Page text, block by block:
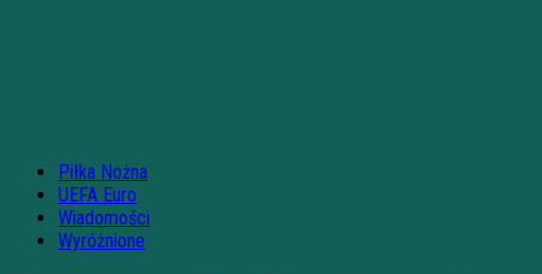
Piłka Nożna
UEFA Euro
Wiadomości
Wyróżnione